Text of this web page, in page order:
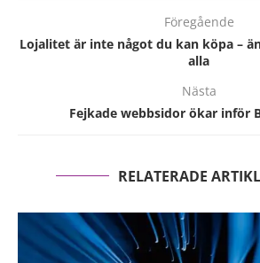
Föregående
Lojalitet är inte något du kan köpa –
alla
Nästa
Fejkade webbsidor ökar inför
RELATERADE